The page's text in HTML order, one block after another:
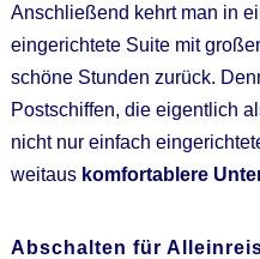
Anschließend kehrt man in
eingerichtete Suite mit
schöne Stunden zurück.
Postschiffen, die eigentlich
nicht nur einfach
weitaus komfortablere
Abschalten für